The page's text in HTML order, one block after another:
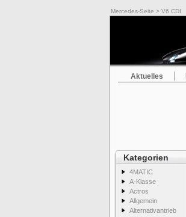
Mercedes-Seite > V6 CDI
Aktuelles
Kategorien
4MATIC
A-Klasse
Actros
Allgemein
Alternativantrieb